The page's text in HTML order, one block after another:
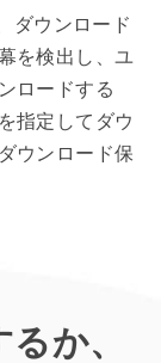
ダウンロード
を検出し、ユ
ロードする
指定してダウ
ウンロード保
か、